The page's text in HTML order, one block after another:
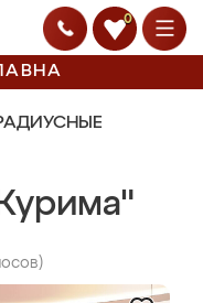
0